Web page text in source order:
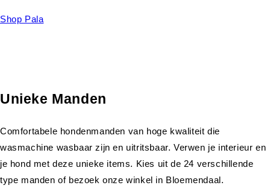
Shop Pala
Unieke Manden
Comfortabele hondenmanden van hoge kwaliteit die
wasmachine wasbaar zijn en uitritsbaar. Verwen je interieur en
je hond met deze unieke items. Kies uit de 24 verschillende
type manden of bezoek onze winkel in Bloemendaal.